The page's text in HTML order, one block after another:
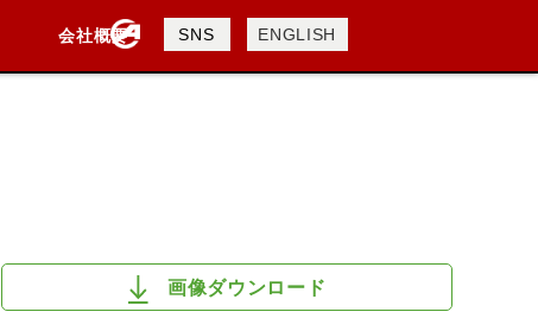
会社概要
会社概要
採用情報
SNS ENGLISH
画像ダウンロード